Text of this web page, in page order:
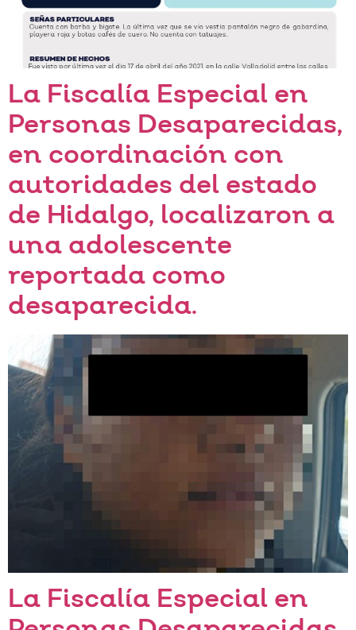
La Fiscalía Especial en
Personas Desaparecidas,
en coordinación con
autoridades del estado
de Hidalgo, localizaron a
una adolescente
reportada como
desaparecida.
La Fiscalía Especial en